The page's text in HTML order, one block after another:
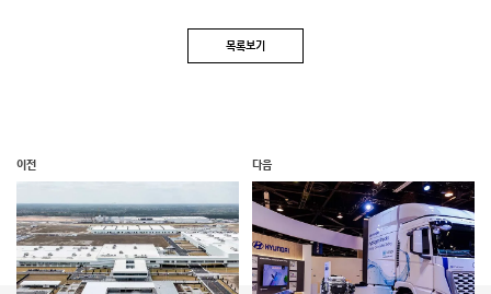
목록보기
이전 다음